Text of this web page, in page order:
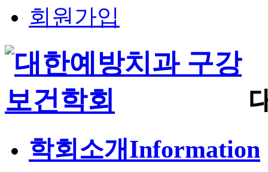
회원가입
학회소개Information